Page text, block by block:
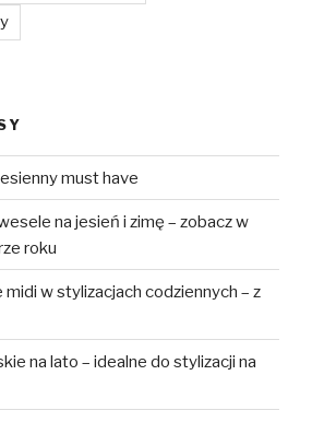
must have
na jesień i zimę – zobacz w
roku
w stylizacjach codziennych – z
na lato – idealne do stylizacji na